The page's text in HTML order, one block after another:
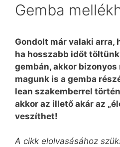
Gemba
Gondolt már valaki arra,
ha hosszabb időt
gembán, akkor
magunk is a gemba
lean szakemberrel
akkor az illető akár az
veszíthet!
A cikk elolvasásához